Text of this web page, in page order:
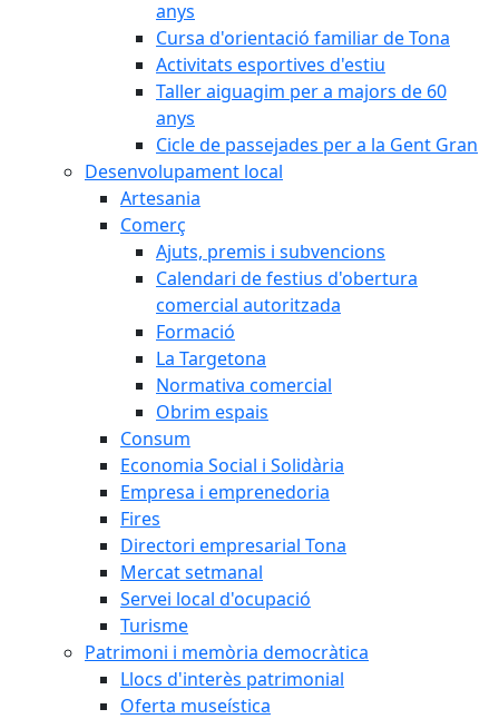
anys
Cursa d'orientació familiar de Tona
Activitats esportives d'estiu
Taller aiguagim per a majors de 60
anys
Cicle de passejades per a la Gent Gran
Desenvolupament local
Artesania
Comerç
Ajuts, premis i subvencions
Calendari de festius d'obertura
comercial autoritzada
Formació
La Targetona
Normativa comercial
Obrim espais
Consum
Economia Social i Solidària
Empresa i emprenedoria
Fires
Directori empresarial Tona
Mercat setmanal
Servei local d'ocupació
Turisme
Patrimoni i memòria democràtica
Llocs d'interès patrimonial
Oferta museística